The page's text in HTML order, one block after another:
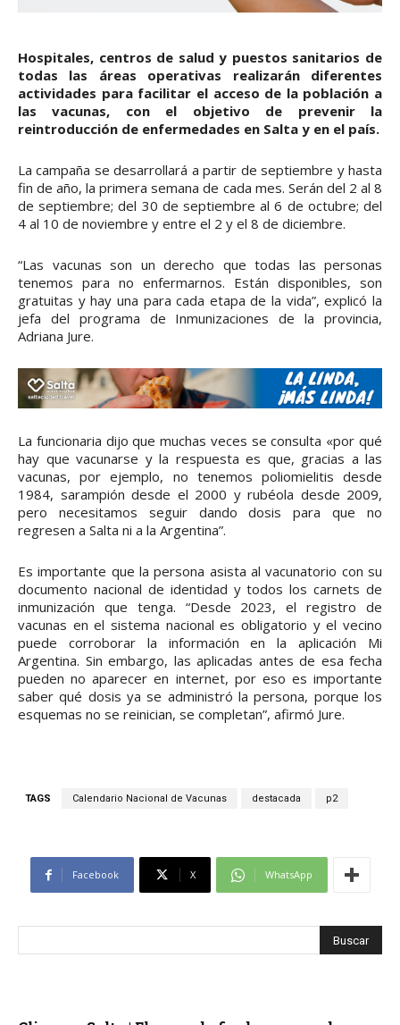
Hospitales, centros de salud y puestos sanitarios de
todas las áreas operativas realizarán diferentes
actividades para facilitar el acceso de la población a
las vacunas, con el objetivo de prevenir la
reintroducción de enfermedades en Salta y en el país.
La campaña se desarrollará a partir de septiembre y hasta
fin de año, la primera semana de cada mes. Serán del 2 al 8
de septiembre; del 30 de septiembre al 6 de octubre; del
4 al 10 de noviembre y entre el 2 y el 8 de diciembre.
“Las vacunas son un derecho que todas las personas
tenemos para no enfermarnos. Están disponibles, son
gratuitas y hay una para cada etapa de la vida”, explicó la
jefa del programa de Inmunizaciones de la provincia,
Adriana Jure.
La funcionaria dijo que muchas veces se consulta «por qué
hay que vacunarse y la respuesta es que, gracias a las
vacunas, por ejemplo, no tenemos poliomielitis desde
1984, sarampión desde el 2000 y rubéola desde 2009,
pero necesitamos seguir dando dosis para que no
regresen a Salta ni a la Argentina”.
Es importante que la persona asista al vacunatorio con su
documento nacional de identidad y todos los carnets de
inmunización que tenga. “Desde 2023, el registro de
vacunas en el sistema nacional es obligatorio y el vecino
puede corroborar la información en la aplicación Mi
Argentina. Sin embargo, las aplicadas antes de esa fecha
pueden no aparecer en internet, por eso es importante
saber qué dosis ya se administró la persona, porque los
esquemas no se reinician, se completan”, afirmó Jure.
TAGS Calendario Nacional de Vacunas destacada p2
Facebook X WhatsApp